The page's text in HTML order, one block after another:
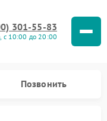
301-55-83
с 10:00 до 20:00
Позвонить